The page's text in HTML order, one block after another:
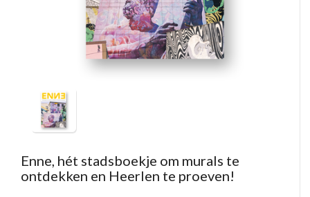
Enne, hét stadsboekje om murals te
ontdekken en Heerlen te proeven!